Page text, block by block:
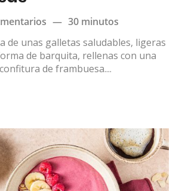
— 30 minutos
de unas galletas saludables, ligeras
de barquita, rellenas con una
de frambuesa....